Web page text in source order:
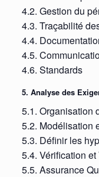
4.2. Gestion du
4.3. Traçabilité
4.4.
4.5.
4.6. Standards
5. Analyse des
5.1. Organisation
5.2. Modélisation
5.3. Définir les
5.4. Vérification
5.5. Assurance